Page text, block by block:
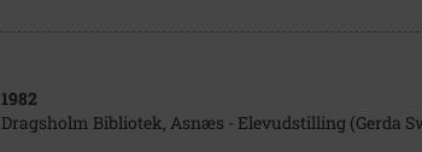
1982
Dragsholm Bibliotek, Asnæs - Elevudstilling (Gerda